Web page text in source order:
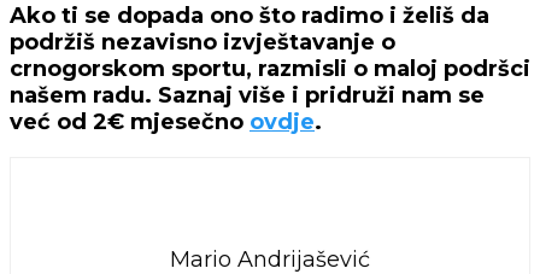
Ako ti se dopada ono što radimo i želiš da
podržiš nezavisno izvještavanje o
crnogorskom sportu, razmisli o maloj podršci
našem radu. Saznaj više i pridruži nam se
već od 2€ mjesečno ovdje.
Mario Andrijašević